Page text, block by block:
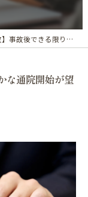
きる限り速やかな通院開始が望ましい理由
な通院開始が望